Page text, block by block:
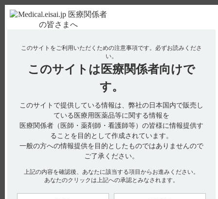
使用期限検索 Drug Information
No : 2418
【コアテック】 禁忌とその設定理由は？
電子添文及びインタビューフォームには、禁忌に関する以下の
記載があります。
1．肥大型閉塞性心筋症の患者［左室流出路狭窄を増悪させる
おそれがある。］（引用1、2）
2．妊婦又は妊娠している可能性のある女性（引用3、4）
【関連情報】
このサイトをご利用いただくための注意事項です。 必ずお読みくださ
い。
このサイトは 医療関係者向けで
す。
このサイトで提供している情報は、弊社の日本国内で販売し
ている医療用医薬品等に関する情報を
医療関係者（医師・薬剤師・看護師等）の皆様に情報提供す
ることを目的として作成されています。
一般の方への情報提供を目的としたものではありませんので
ご了承ください。
上記の内容を確認後、あなたに該当する項目からお進みください。
あなたのクリックは上記への承認とみなされます。